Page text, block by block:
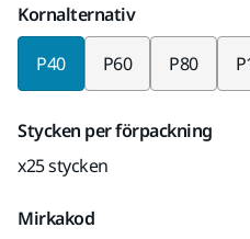
Kornalternativ
P40 P60 P80
Stycken per förpackning
x25 stycken
Mirkakod